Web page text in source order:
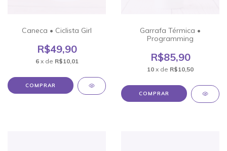
Caneca • Ciclista Girl
R$49,90
6 x de R$10,01
COMPRAR
Garrafa Térmica •
Programming
R$85,90
10 x de R$10,50
COMPRAR